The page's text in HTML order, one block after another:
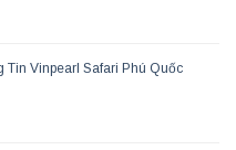
Tin Vinpearl Safari Phú Quốc